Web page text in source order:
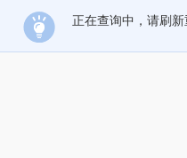
正在查询中，请刷新